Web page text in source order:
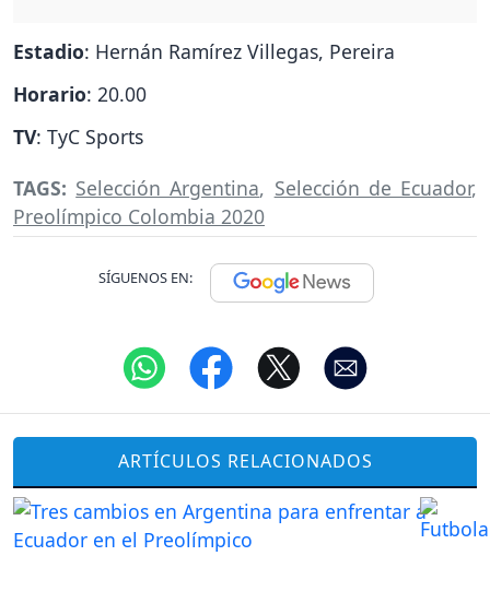
Estadio: Hernán Ramírez Villegas, Pereira
Horario: 20.00
TV: TyC Sports
TAGS: Selección Argentina, Selección de Ecuador,
Preolímpico Colombia 2020
SÍGUENOS EN:
ARTÍCULOS RELACIONADOS